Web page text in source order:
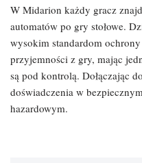
W Midarion każdy gracz
automatów po gry stołowe.
wysokim standardom
przyjemności z gry, mając
są pod kontrolą. Dołączając
doświadczenia w
hazardowym.